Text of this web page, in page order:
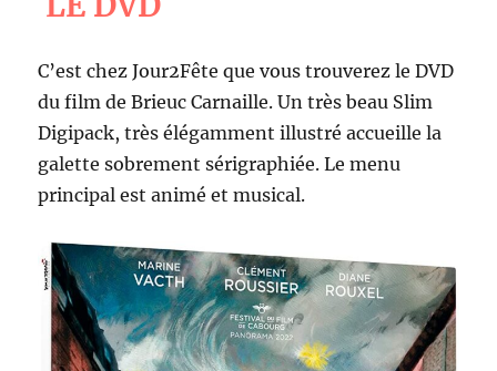
C’est chez Jour2Fête que vous trouverez le DVD
du film de Brieuc Carnaille. Un très beau Slim
Digipack, très élégamment illustré accueille la
galette sobrement sérigraphiée. Le menu
principal est animé et musical.